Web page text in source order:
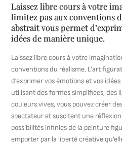
Laissez libre cours à votre
limitez pas aux conventions
abstrait vous permet
idées de manière unique.
Laissez libre cours à votre
conventions du réalisme. L’art
d’exprimer vos émotions et vos
utilisant des formes simplifiées, des
couleurs vives, vous pouvez créer
spectateur et suscitent une
possibilités infinies de la peinture
emporter par la liberté créative